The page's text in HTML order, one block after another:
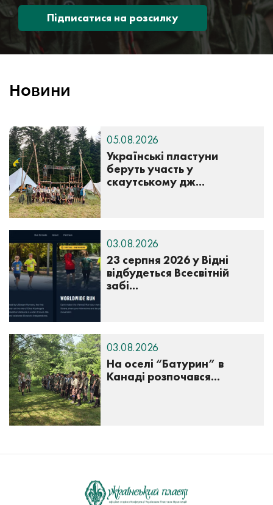
Підписатися на розсилку
Новини
Українські пластуни
беруть участь у
скаутському дж...
05.08.2026
23 серпня 2026 у Відні
відбудеться Всесвітній
забі...
03.08.2026
На оселі “Батурин” в
Канаді розпочався...
03.08.2026